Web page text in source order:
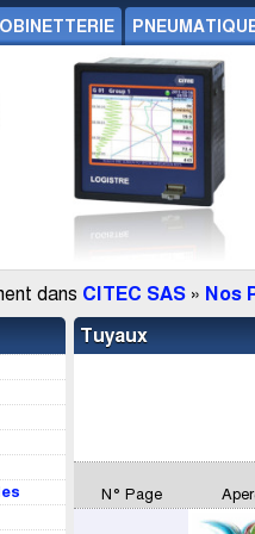
dans CITEC SAS » Nos
Tuyaux
N° Page